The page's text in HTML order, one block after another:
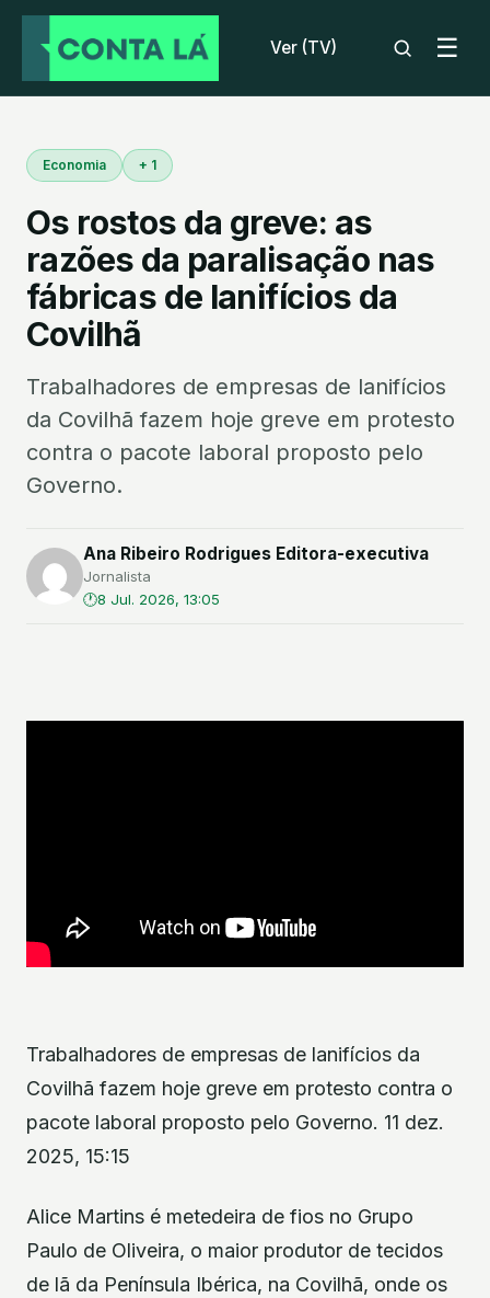
Ver (TV) ☰
Economia + 1
Os rostos da greve: as
razões da paralisação nas
fábricas de lanifícios da
Covilhã
Trabalhadores de empresas de lanifícios
da Covilhã fazem hoje greve em protesto
contra o pacote laboral proposto pelo
Governo.
Ana Ribeiro Rodrigues Editora-executiva
Jornalista
8 Jul. 2026, 13:05
Trabalhadores de empresas de lanifícios da
Covilhã fazem hoje greve em protesto contra o
pacote laboral proposto pelo Governo. 11 dez.
2025, 15:15
Alice Martins é metedeira de fios no Grupo
Paulo de Oliveira, o maior produtor de tecidos
de lã da Península Ibérica, na Covilhã, onde os